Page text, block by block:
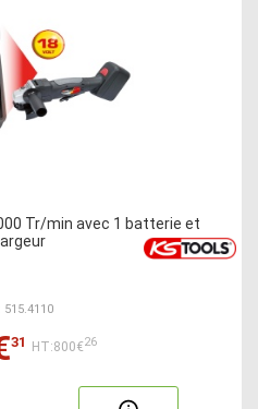
Tr/min avec 1 batterie et
515.4110
31 HT:800€26